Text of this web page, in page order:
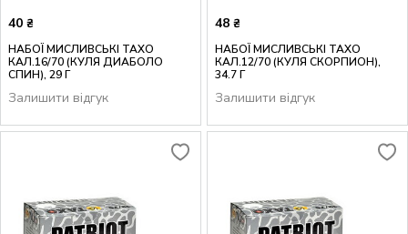
40 ₴
НАБОЇ МИСЛИВСЬКІ ТАХО
КАЛ.16/70 (КУЛЯ ДИАБОЛО
СПИН), 29 Г
Залишити відгук
48 ₴
НАБОЇ МИСЛИВСЬКІ ТАХО
КАЛ.12/70 (КУЛЯ СКОРПИОН),
34.7 Г
Залишити відгук